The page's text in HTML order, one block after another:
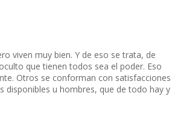
viven muy bien. Y de eso se trata, de
que tienen todos sea el poder. Eso
Otros se conforman con satisfacciones
disponibles u hombres, que de todo hay y